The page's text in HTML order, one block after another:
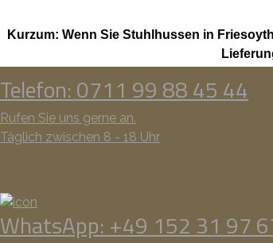
Kurzum: Wenn Sie Stuhlhussen in
Telefon: 0711 99 88 45 44
Rufen Sie uns gerne an.
Täglich zwischen 8 - 18 Uhr
WhatsApp: +49 152 31 97